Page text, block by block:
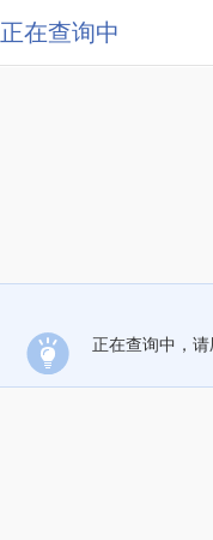
正在查询中
正在查询中，